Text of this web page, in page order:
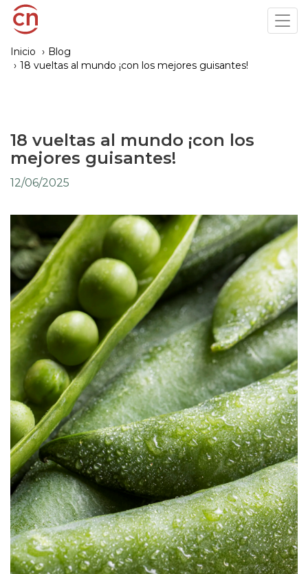
Pasar
principal
Inicio
Blog
18 vueltas al mundo ¡con los mejores guisantes!
18 vueltas al mundo ¡con los
mejores guisantes!
12/06/2025